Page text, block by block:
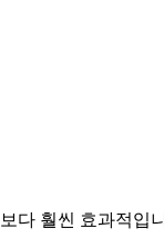
다 훨씬 효과적입